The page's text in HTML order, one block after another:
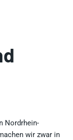
Nordrhein-
wir zwar in